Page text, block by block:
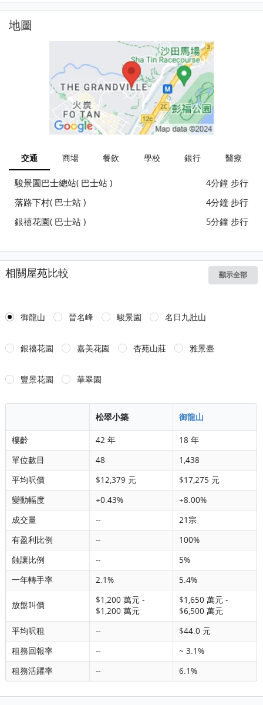
地圖
交通 商場 餐飲 學校 銀行 醫療
駿景園巴士總站( 巴士站 )
4分鐘 步行
落路下村( 巴士站 )
4分鐘 步行
銀禧花園( 巴士站 )
5分鐘 步行
相關屋苑比較 顯示全部
御龍山 晉名峰 駿景園 名日九肚山
銀禧花園 嘉美花園 杏苑山莊 雅景臺
豐景花園 華翠園
松翠小築 御龍山
樓齡 42 年
18 年
單位數目
48
1,438
平均呎價
$12,379 元
$17,275 元
變動幅度
+0.43%
+8.00%
成交量
--
21宗
有盈利比例
--
100%
蝕讓比例
--
5%
一年轉手率
2.1% 5.4%
放盤叫價
$1,200 萬元 -
$1,200 萬元
$1,650 萬元 -
$6,500 萬元
平均呎租
--
$44.0 元
租務回報率
--
~ 3.1%
租務活躍率
-- 6.1%